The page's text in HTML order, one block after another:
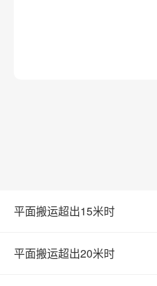
平面搬运超出15米时
平面搬运超出20米时